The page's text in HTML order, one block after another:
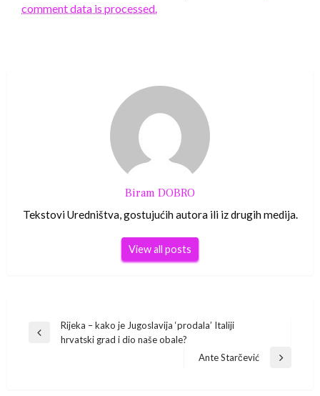
comment data is processed.
Biram DOBRO
Tekstovi Uredništva, gostujućih autora ili iz drugih medija.
View all posts
Navigacija
Previous
Rijeka – kako je Jugoslavija ‘prodala’ Italiji
hrvatski grad i dio naše obale?
Next
Ante Starčević